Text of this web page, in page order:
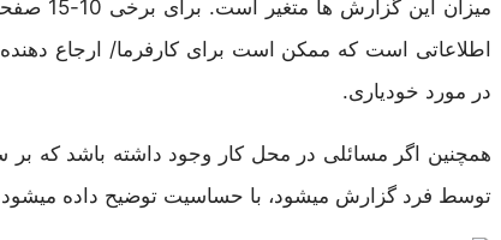
اطلاعاتی است که ممکن است برای کارفرما/ ارجاع
در مورد خودیاری.
همچنین اگر مسائلی در محل کار وجود داشته باشد که بر
توسط فرد گزارش میشود، با حساسیت توضیح داده میشود